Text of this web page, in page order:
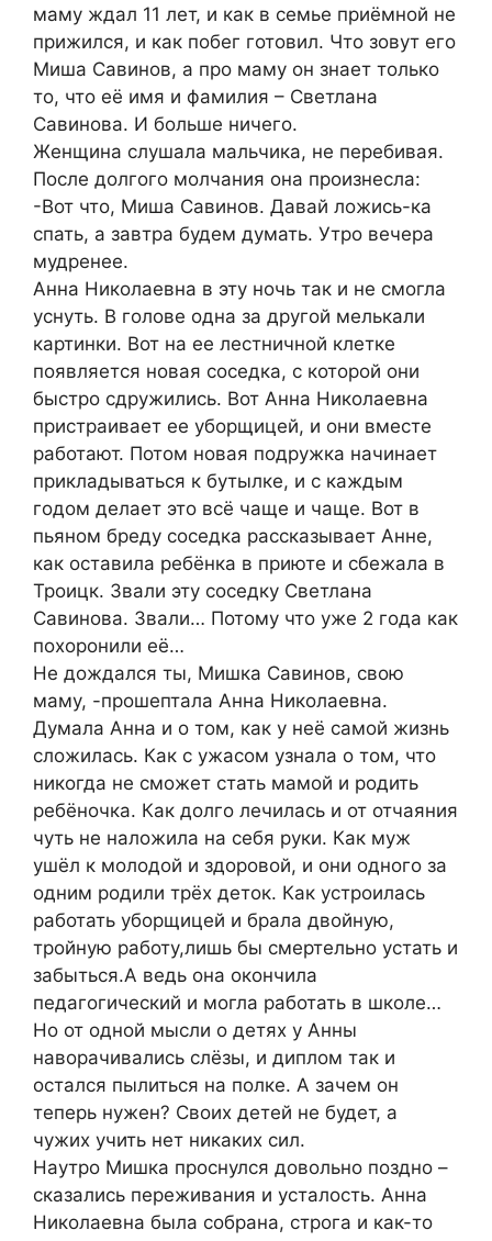
маму ждал 11 лет, и как в семье приёмной не
прижился, и как побег готовил. Что зовут его
Миша Савинов, а про маму он знает только
то, что её имя и фамилия – Светлана
Савинова. И больше ничего.
Женщина слушала мальчика, не перебивая.
После долгого молчания она произнесла:
-Вот что, Миша Савинов. Давай ложись-ка
спать, а завтра будем думать. Утро вечера
мудренее.
Анна Николаевна в эту ночь так и не смогла
уснуть. В голове одна за другой мелькали
картинки. Вот на ее лестничной клетке
появляется новая соседка, с которой они
быстро сдружились. Вот Анна Николаевна
пристраивает ее уборщицей, и они вместе
работают. Потом новая подружка начинает
прикладываться к бутылке, и с каждым
годом делает это всё чаще и чаще. Вот в
пьяном бреду соседка рассказывает Анне,
как оставила ребёнка в приюте и сбежала в
Троицк. Звали эту соседку Светлана
Савинова. Звали… Потому что уже 2 года как
похоронили её…
Не дождался ты, Мишка Савинов, свою
маму, -прошептала Анна Николаевна.
Думала Анна и о том, как у неё самой жизнь
сложилась. Как с ужасом узнала о том, что
никогда не сможет стать мамой и родить
ребёночка. Как долго лечилась и от отчаяния
чуть не наложила на себя руки. Как муж
ушёл к молодой и здоровой, и они одного за
одним родили трёх деток. Как устроилась
работать уборщицей и брала двойную,
тройную работу,лишь бы смертельно устать и
забыться.А ведь она окончила
педагогический и могла работать в школе…
Но от одной мысли о детях у Анны
наворачивались слёзы, и диплом так и
остался пылиться на полке. А зачем он
теперь нужен? Своих детей не будет, а
чужих учить нет никаких сил.
Наутро Мишка проснулся довольно поздно –
сказались переживания и усталость. Анна
Николаевна была собрана, строга и как-то